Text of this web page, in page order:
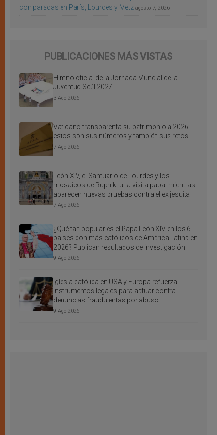
con paradas en París, Lourdes y Metz agosto 7, 2026
PUBLICACIONES MÁS VISTAS
Himno oficial de la Jornada Mundial de la
Juventud Seúl 2027
3 Ago 2026
Vaticano transparenta su patrimonio a 2026:
estos son sus números y también sus retos
7 Ago 2026
León XIV, el Santuario de Lourdes y los
mosaicos de Rupnik: una visita papal mientras
aparecen nuevas pruebas contra el ex jesuita
7 Ago 2026
¿Qué tan popular es el Papa León XIV en los 6
países con más católicos de América Latina en
2026? Publican resultados de investigación
9 Ago 2026
Iglesia católica en USA y Europa refuerza
instrumentos legales para actuar contra
denuncias fraudulentas por abuso
9 Ago 2026